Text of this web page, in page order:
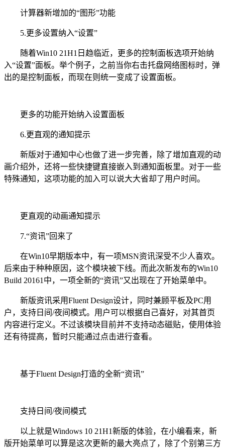
计算器新增加的“图形”功能
5.更多设置纳入“设置”
随着Win10 21H1日趋临近，更多的控制面板选项开始纳
入“设置”面板。举个例子，之前当你右击托盘网络图标时，弹
出的是控制面板，而现在则统一变成了设置面板。
更多的功能开始纳入设置面板
6.更直观的通知提示
新版对于通知中心也做了进一步完善，除了增加直观的动
画介绍外，还将一些快捷键直接嵌入到通知面板里。对于一些
特殊通知，这项功能的加入可以说大大省却了用户时间。
更直观的动画通知提示
7.“资讯”回来了
在Win10早期版本中，有一项MSN资讯深受不少人喜欢。
后来由于种种原因，这个模块被下线。而此次新发布的Win10
Build 20161中，一项全新的“资讯”又出现在了开始菜单中。
新版资讯采用Fluent Design设计，同时兼顾平板及PC用
户，支持日间/夜间模式。用户可以根据自己喜好，对其首页
内容进行定义。不过该模块目前并不支持动态磁贴，使用体验
还有待提高，暂时只能通过点击进行查看。
基于Fluent Design打造的全新“资讯”
支持日间/夜间模式
以上就是Windows 10 21H1新版的体验，在小编看来，新
版开始菜单可以算是这次更新的最大亮点了，除了个别第三方